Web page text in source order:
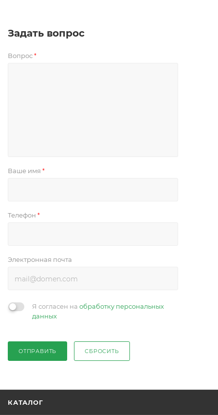
Задать вопрос
Вопрос *
Ваше имя *
Телефон *
Электронная почта
Я согласен на обработку персональных
данных
ОТПРАВИТЬ СБРОСИТЬ
КАТАЛОГ